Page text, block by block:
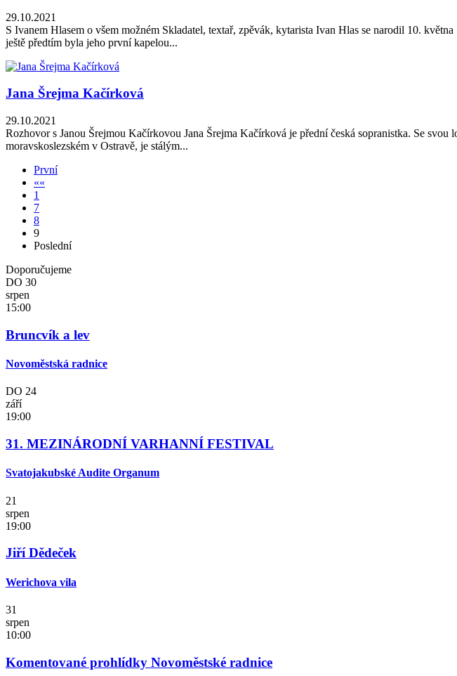
29.10.2021
S Ivanem Hlasem o všem možném Skladatel, textař, zpěvák, kytarista Ivan Hlas se narodil 10.
ještě předtím byla jeho první kapelou...
Jana Šrejma Kačírková
29.10.2021
Rozhovor s Janou Šrejmou Kačírkovou Jana Šrejma Kačírková je přední česká sopranistka. Se
moravskoslezském v Ostravě, je stálým...
První
««
1
7
8
9
Poslední
Doporučujeme
DO 30
srpen
15:00
Bruncvík a lev
Novoměstská radnice
DO 24
září
19:00
31. MEZINÁRODNÍ VARHANNÍ FESTIVAL
Svatojakubské Audite Organum
21
srpen
19:00
Jiří Dědeček
Werichova vila
31
srpen
10:00
Komentované prohlídky Novoměstské radnice